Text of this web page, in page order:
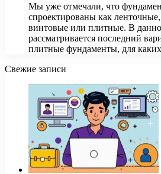
Мы уже отмечали, что
спроектированы как
винтовые или плитные. В
рассматривается последний
плитные фундаменты, для
Свежие записи